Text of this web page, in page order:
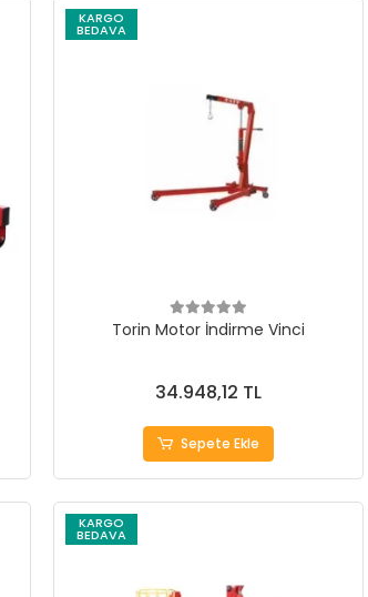
KARGO
BEDAVA
Torin Motor İndirme Vinci
34.948,12 TL
Sepete Ekle
KARGO
BEDAVA